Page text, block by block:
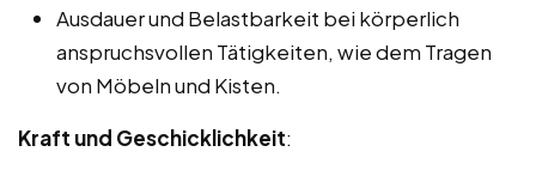
Ausdauer und Belastbarkeit bei körperlich
anspruchsvollen Tätigkeiten, wie dem Tragen
von Möbeln und Kisten.
Kraft und Geschicklichkeit: